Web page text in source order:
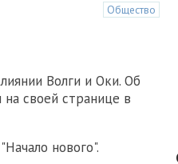
Общество
Волги и Оки. Об
своей странице в
нового".